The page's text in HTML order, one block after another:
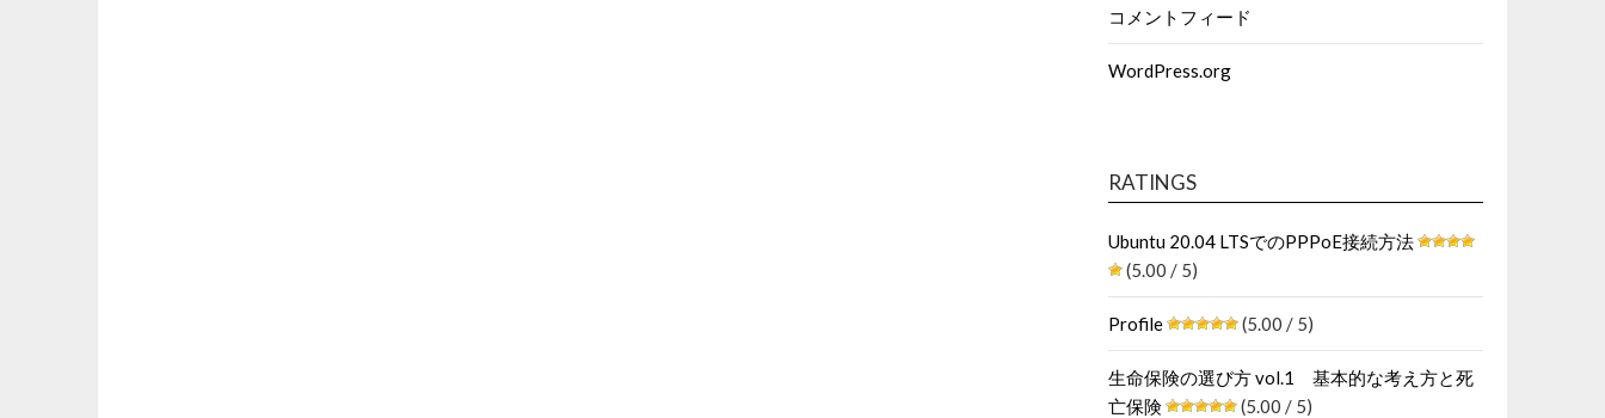
コメントフィード
WordPress.org
RATINGS
Ubuntu 20.04 LTSでのPPPoE接続方法
(5.00 / 5)
Profile (5.00 / 5)
生命保険の選び方 vol.1 基本的な考え方と死
亡保険
(5.00 / 5)